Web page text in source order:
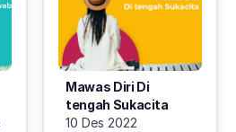
Mawas Diri Di
tengah Sukacita
10 Des 2022